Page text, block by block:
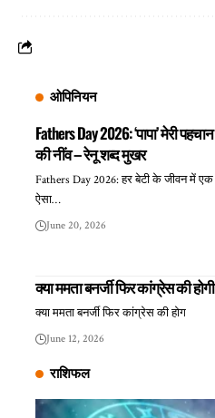
ओपिनियन
Fathers Day 2026: ‘पापा’ मेरी पहचान
की नींव – रेनू शब्द मुखर
Fathers Day 2026: हर बेटी के जीवन में एक
ऐसा…
June 20, 2026
क्या ममता बनर्जी फिर कांग्रेस की होगी
क्या ममता बनर्जी फिर कांग्रेस की होग
June 12, 2026
राशिफल